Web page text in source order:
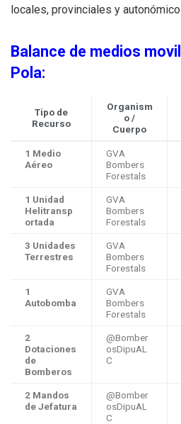
locales, provinciales y
Balance de medios
Pola:
Tipo de
Recurso
Organism
o /
Cuerpo
1 Medio
Aéreo
GVA
Bombers
Forestals
1 Unidad
Helitransp
ortada
GVA
Bombers
Forestals
3 Unidades
Terrestres
GVA
Bombers
Forestals
1
Autobomba
GVA
Bombers
Forestals
2
Dotaciones
de
Bomberos
@Bomber
osDipuAL
C
2 Mandos
de Jefatura
@Bomber
osDipuAL
C